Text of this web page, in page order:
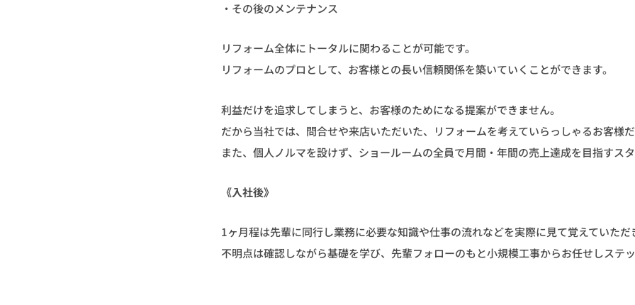
・その後のメンテナンス
リフォーム全体にトータルに関わることが可能です。
リフォームのプロとして、お客様との長い信頼関係を築いていくことができます。
利益だけを追求してしまうと、お客様のためになる提案ができません。
だから当社では、問合せや来店いただいた、リフォームを考えていらっしゃるお客様
また、個人ノルマを設けず、ショールームの全員で月間・年間の売上達成を目指すス
《入社後》
1ヶ月程は先輩に同行し業務に必要な知識や仕事の流れなどを実際に見て覚えていただ
不明点は確認しながら基礎を学び、先輩フォローのもと小規模工事からお任せしステ